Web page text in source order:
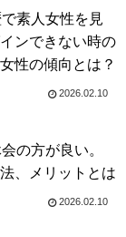
素人女性を見
ンできない時の
性の傾向とは？
2026.02.10
の方が良い。
、メリットとは
2026.02.10